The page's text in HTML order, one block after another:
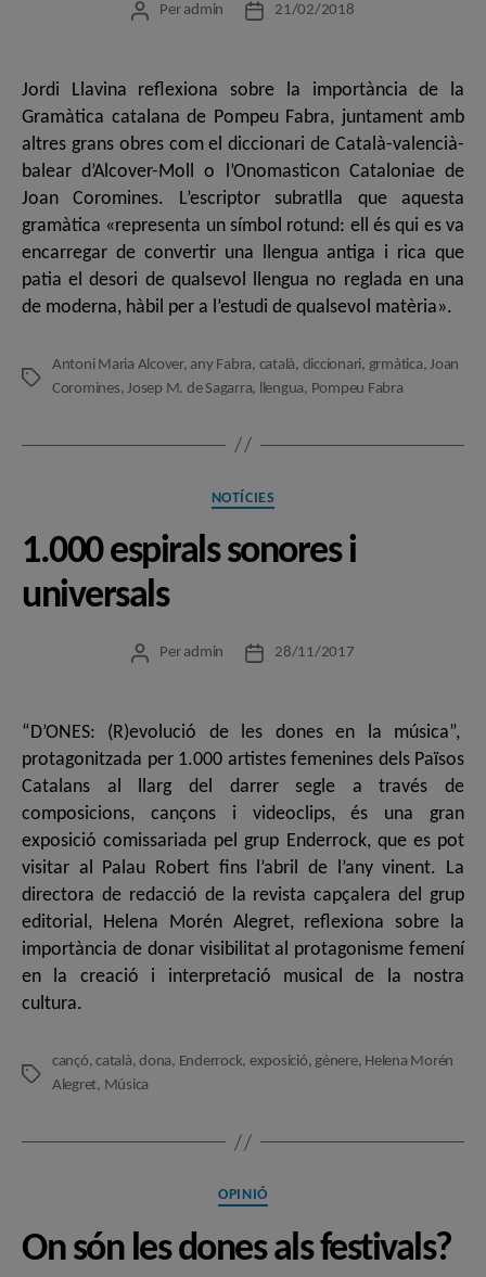
Autor
Per admin
Data21/02/2018
Jordi Llavina reflexiona sobre la importància de la
Gramàtica catalana de Pompeu Fabra, juntament amb
altres grans obres com el diccionari de Català-valencià-
balear d’Alcover-Moll o l’Onomasticon Cataloniae de
Joan Coromines. L’escriptor subratlla que aquesta
gramàtica «representa un símbol rotund: ell és qui es va
encarregar de convertir una llengua antiga i rica que
patia el desori de qualsevol llengua no reglada en una
de moderna, hàbil per a l’estudi de qualsevol matèria».
Etiquetes
Antoni Maria Alcover, any Fabra, català, diccionari, grmàtica,Joan
Coromines,Josep M. de Sagarra, llengua, Pompeu Fabra
Categories
NOTÍCIES
1.000 espirals sonores i
universals
Autor
Per admin
Data28/11/2017
“D’ONES: (R)evolució de les dones en la música”,
protagonitzada per 1.000 artistes femenines dels Països
Catalans al llarg del darrer segle a través de
composicions, cançons i videoclips, és una gran
exposició comissariada pel grup Enderrock, que es pot
visitar al Palau Robert fins l’abril de l’any vinent. La
directora de redacció de la revista capçalera del grup
editorial, Helena Morén Alegret, reflexiona sobre la
importància de donar visibilitat al protagonisme femení
en la creació i interpretació musical de la nostra
cultura.
Etiquetes
cançó,català,dona, Enderrock, exposició,gènere, Helena Morén
Alegret, Música
Categories
OPINIÓ
On són les dones als festivals?